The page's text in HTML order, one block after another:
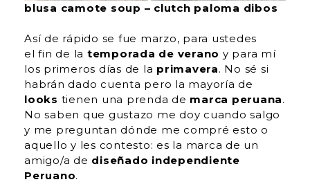
blusa camote soup – clutch paloma dibos
Así de rápido se fue marzo, para ustedes
elfin de la temporada de verano y para mí
los primeros días de la primavera. No sé si
habrán dado cuenta pero la mayoría de
looks tienen una prenda de marca peruana.
No saben que gustazo me doy cuando salgo
y me preguntan dónde me compré esto o
aquello y les contesto: es la marca de un
amigo/a de diseñado independiente
Peruano.